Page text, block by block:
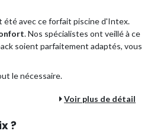
été avec ce forfait piscine d'Intex.
. Nos spécialistes ont veillé à ce
soient parfaitement adaptés, vous
le nécessaire.
Voir plus de détail
?